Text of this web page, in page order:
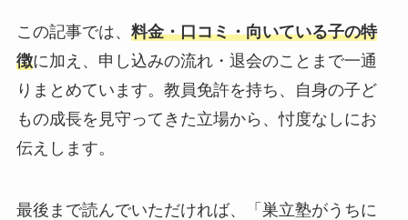
この記事では、 料金・口コミ・向いている子の特
徴に加え、申し込みの流れ・退会のことまで一通
りまとめています。教員免許を持ち、自身の子ど
もの成長を見守ってきた立場から、忖度なしにお
伝えします。
最後まで読んでいただければ、「巣立塾がうちに